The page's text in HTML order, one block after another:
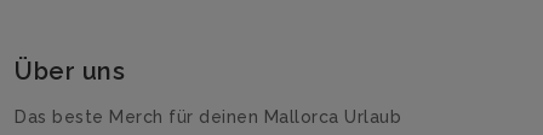
Über uns
Das beste Merch für deinen Mallorca Urlaub